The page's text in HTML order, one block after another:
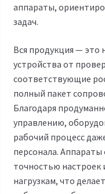
аппараты,
задач.
Вся продукция —
устройства от
соответствующие
полный пакет
Благодаря
управлению,
рабочий процесс
персонала.
точностью настроек
нагрузкам, что